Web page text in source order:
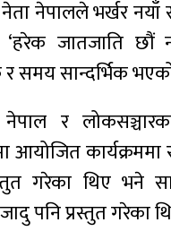
नेता नेपालले भर्खर नयाँ
जातजाति छौं
समय सान्दर्भिक
र
कार्यक्रममा
गरेका थिए भने
पनि प्रस्तुत गरेका